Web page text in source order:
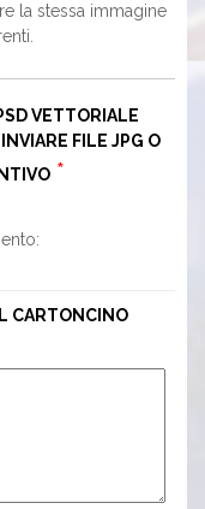
la stessa immagine
VETTORIALE
FILE JPG O
CARTONCINO